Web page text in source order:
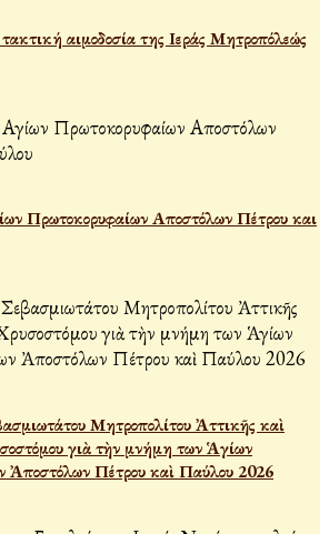
αιμοδοσία της Ιεράς Μητροπόλεώς
Πρωτοκορυφαίων Αποστόλων Πέτρου και
Μητροπολίτου Ἀττικῆς καὶ
γιὰ τὴν μνήμη των Ἁγίων
Ἀποστόλων Πέτρου καὶ Παύλου 2026